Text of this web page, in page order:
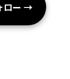
ロー →